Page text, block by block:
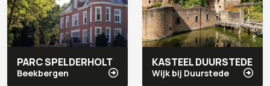
PARC SPELDERHOLT
Beekbergen
KASTEEL DUURSTEDE
Wijk bij Duurstede